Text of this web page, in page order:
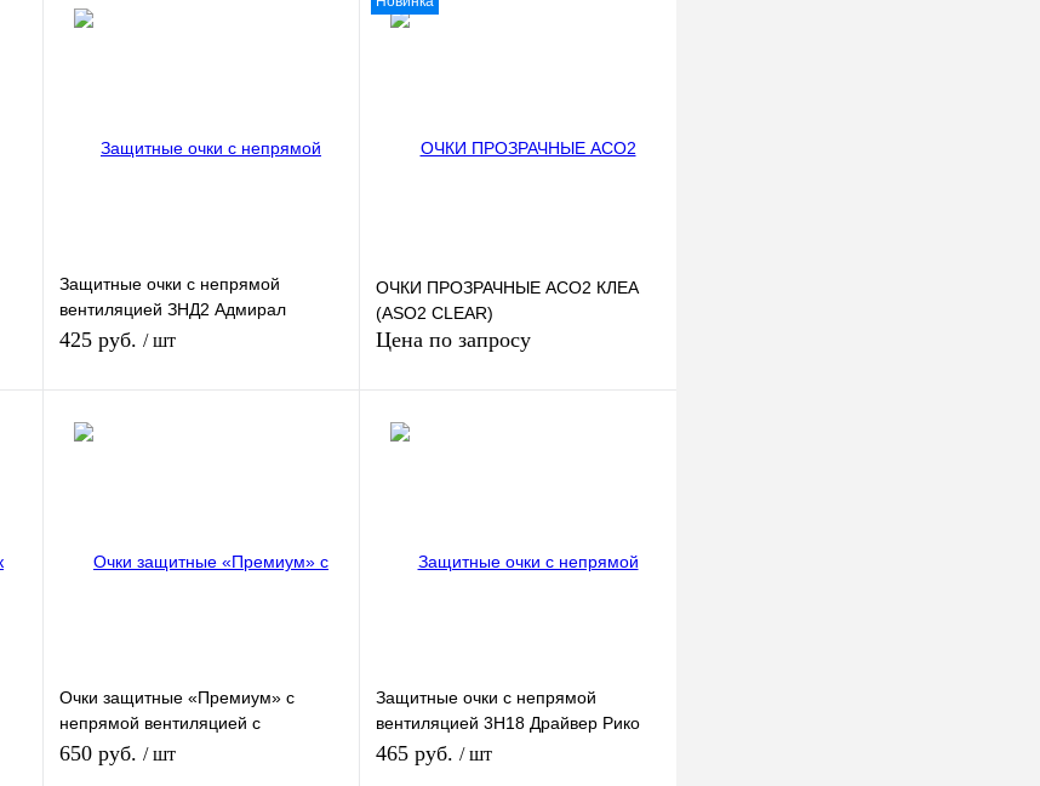
Защитные очки с непрямой
вентиляцией ЗНД2 Адмирал
(ADMIRAL)
425 руб. / шт
наличии
ОЧКИ ПРОЗРАЧНЫЕ АСО2 КЛЕА
(ASO2 CLEAR)
Цена по запросу
Очки защитные «Премиум» с
непрямой вентиляцией с
покрытием AS-AF
650 руб. / шт
Защитные очки с непрямой
вентиляцией 3H18 Драйвер Рико
(DRIVER RIKO)
465 руб. / шт